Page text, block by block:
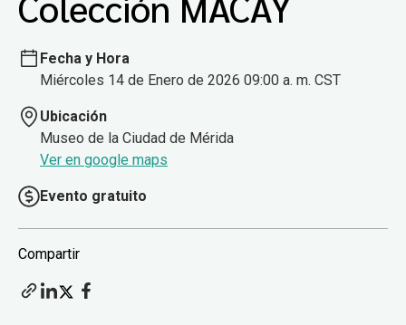
Fecha y Hora
Miércoles 14 de Enero de 2026 09:00 a. m. CST
Ubicación
Museo de la Ciudad de Mérida
Ver en google maps
Evento gratuito
Compartir